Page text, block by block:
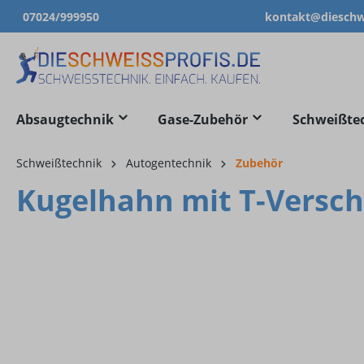
Zur Hauptnavigation springen
07024/999950
Absaugtechnik Gase-Zubehör
Schweißtechnik Autogentechnik Zubehör
Kugelhahn mit T-